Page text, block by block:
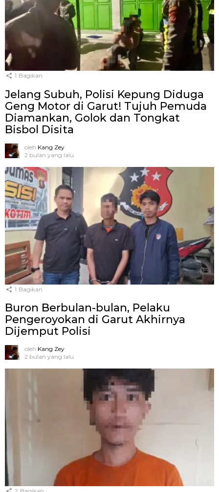
1 Bagikan
Jelang Subuh, Polisi Kepung Diduga
Geng Motor di Garut! Tujuh Pemuda
Diamankan, Golok dan Tongkat
Bisbol Disita
oleh Kang Zey
2 bulan yang lalu
1 Bagikan
Buron Berbulan-bulan, Pelaku
Pengeroyokan di Garut Akhirnya
Dijemput Polisi
oleh Kang Zey
2 bulan yang lalu